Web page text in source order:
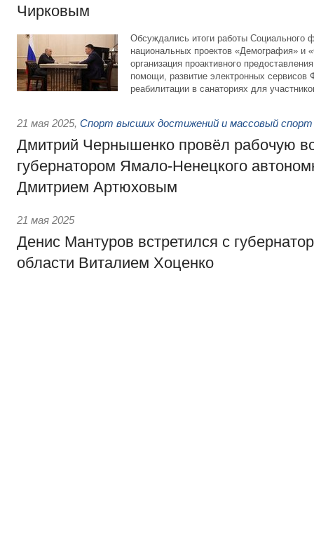
Чирковым
Обсуждались итоги работы Социального
национальных проектов «Демография» и
организация проактивного
помощи, развитие электронных сервисов
реабилитации в санаториях для
21 мая 2025, Спорт высших достижений и массовый спорт
Дмитрий Чернышенко провёл рабочую
губернатором Ямало-Ненецкого
Дмитрием Артюховым
21 мая 2025
Денис Мантуров встретился с
области Виталием Хоценко